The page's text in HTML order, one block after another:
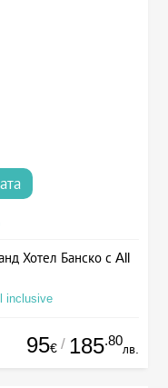
Хотел Банско с All
inclusive
95€ / 185.80
лв.